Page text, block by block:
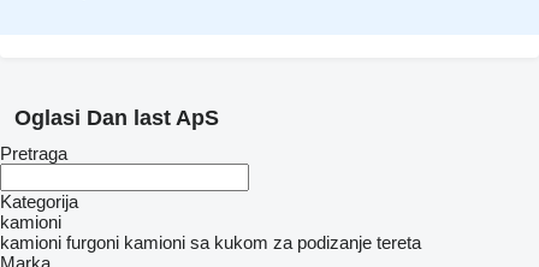
Oglasi Dan last ApS
Pretraga
Kategorija
kamioni
kamioni furgoni kamioni sa kukom za podizanje tereta
Marka